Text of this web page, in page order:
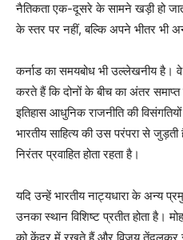
नैतिकता एक-दूसरे के सामने खड़ी हो
के स्तर पर नहीं, बल्कि अपने भीतर भी
कर्नाड का समयबोध भी उल्लेखनीय है।
करते हैं कि दोनों के बीच का अंतर
इतिहास आधुनिक राजनीति की
भारतीय साहित्य की उस परंपरा से
निरंतर प्रवाहित होता रहता है।
यदि उन्हें भारतीय नाट्यधारा के अन्य
उनका स्थान विशिष्ट प्रतीत होता है।